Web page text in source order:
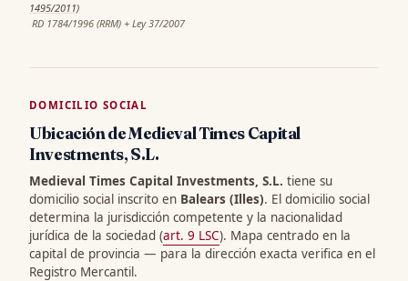
1495/2011)
·RD 1784/1996 (RRM) + Ley 37/2007
DOMICILIO SOCIAL
Ubicación de Medieval Times Capital
Investments, S.L.
Medieval Times Capital Investments, S.L. tiene su
domicilio social inscrito en Balears (Illes). El domicilio social
determina la jurisdicción competente y la nacionalidad
jurídica de la sociedad (art. 9 LSC). Mapa centrado en la
capital de provincia — para la dirección exacta verifica en el
Registro Mercantil.